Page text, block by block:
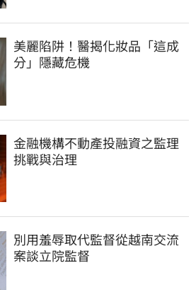
美麗陷阱！醫揭化妝品「這成
分」隱藏危機
金融機構不動產投融資之監理
挑戰與治理
別用羞辱取代監督從越南交流
案談立院監督